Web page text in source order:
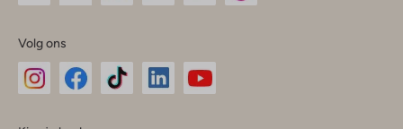
Volg ons